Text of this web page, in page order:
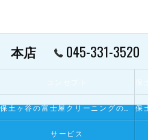
本店 045-331-3520
保土ヶ谷の富士屋クリーニングの寄せられるお客様の声
サービス